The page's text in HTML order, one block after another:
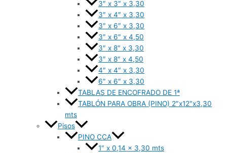
3″ x 3″ x 3,30
3″ x 4″ x 3,30
3″ x 6″ x 3,30
3″ x 6″ x 4,50
3″ x 8″ x 3,30
3″ x 8″ x 4,50
4″ x 4″ x 3,30
6″ x 6″ x 3,30
TABLAS DE ENCOFRADO DE 1ª
TABLÓN PARA OBRA (PINO) 2″x12″x3,30
mts
Pisos
PINO CCA
1″ x 0,14 x 3,30 mts